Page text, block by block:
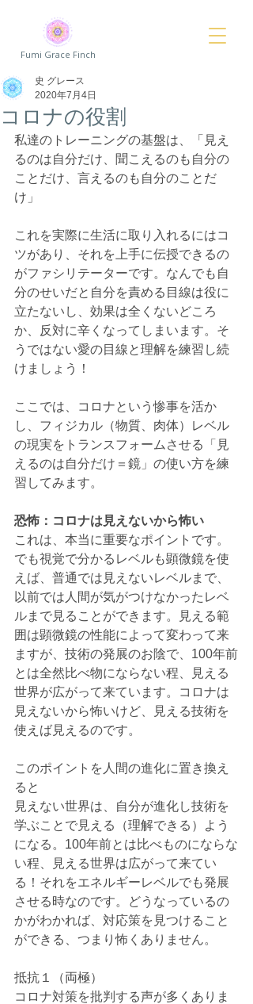
Fumi Grace Finch
コロナの役割
史 グレース
2020年7月4日
私達のトレーニングの基盤は、「見え
るのは自分だけ、聞こえるのも自分の
ことだけ、言えるのも自分のことだ
け」
これを実際に生活に取り入れるにはコ
ツがあり、それを上手に伝授できるの
がファシリテーターです。なんでも自
分のせいだと自分を責める目線は役に
立たないし、効果は全くないどころ
か、反対に辛くなってしまいます。そ
うではない愛の目線と理解を練習し続
けましょう！
ここでは、コロナという惨事を活か
し、フィジカル（物質、肉体）レベル
の現実をトランスフォームさせる「見
えるのは自分だけ＝鏡」の使い方を練
習してみます。
恐怖：コロナは見えないから怖い
これは、本当に重要なポイントです。
でも視覚で分かるレベルも顕微鏡を使
えば、普通では見えないレベルまで、
以前では人間が気がつけなかったレベ
ルまで見ることができます。見える範
囲は顕微鏡の性能によって変わって来
ますが、技術の発展のお陰で、100年前
とは全然比べ物にならない程、見える
世界が広がって来ています。コロナは
見えないから怖いけど、見える技術を
使えば見えるのです。
このポイントを人間の進化に置き換え
ると
見えない世界は、自分が進化し技術を
学ぶことで見える（理解できる）よう
になる。100年前とは比べものにならな
い程、見える世界は広がって来てい
る！それをエネルギーレベルでも発展
させる時なのです。
どうなっているの
かがわかれば、対応策を見つけること
ができる、つまり怖くありません。
抵抗１（両極）
コロナ対策を批判する声が多くありま